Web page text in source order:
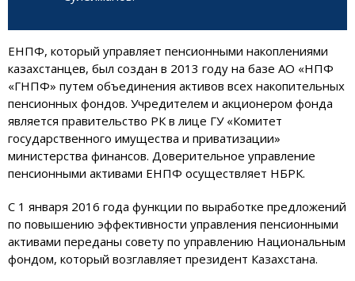
ЕНПФ, который управляет пенсионными накоплениями
казахстанцев, был создан в 2013 году на базе АО «НПФ
«ГНПФ» путем объединения активов всех накопительных
пенсионных фондов. Учредителем и акционером фонда
является правительство РК в лице ГУ «Комитет
государственного имущества и приватизации»
министерства финансов. Доверительное управление
пенсионными активами ЕНПФ осуществляет НБРК.
С 1 января 2016 года функции по выработке предложений
по повышению эффективности управления пенсионными
активами переданы совету по управлению Национальным
фондом, который возглавляет президент Казахстана.